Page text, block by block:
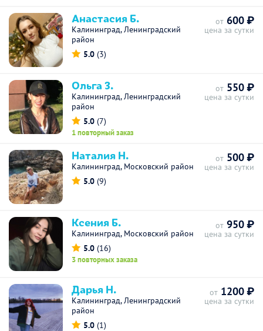
Анастасия Б.
Калининград, Ленинградский
район
5.0 (3)
от 600 ₽
цена за сутки
Oльга З.
Калининград, Ленинградский
район
5.0 (7)
1 повторный заказ
от 550 ₽
цена за сутки
Наталия Н.
Калининград, Московский район
5.0 (9)
от 500 ₽
цена за сутки
Ксения Б.
Калининград, Московский район
5.0 (16)
3 повторных заказа
от 950 ₽
цена за сутки
Дарья Н.
Калининград, Ленинградский
район
5.0 (1)
от 1200 ₽
цена за сутки